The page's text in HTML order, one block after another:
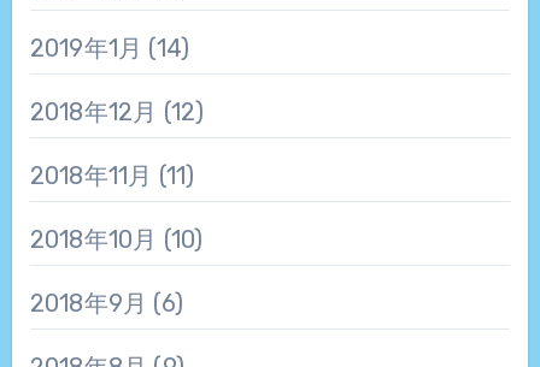
2019年1月 (14)
2018年12月 (12)
2018年11月 (11)
2018年10月 (10)
2018年9月 (6)